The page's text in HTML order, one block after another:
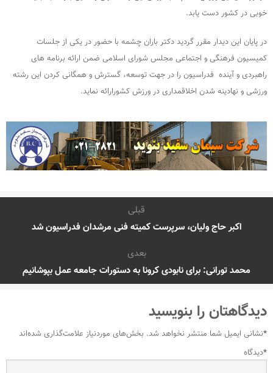
خوبی در کشور دست یابد.
در پایان این دیدار مقرر گردید دکتر باران چشمه با حضور در یکی از جلسات
کمیسیون فرهنگی و اجتماعی مجلس شورای اسلامی ضمن ارائه برنامه های
راهبردی و آینده فدراسیون را در جهت توسعه، گسترش و همگانی کردن این رشته
ورزشی و نهادینه شدن اخلاقمداری در ورزش کشورارائه نماید.
قبلی
اکبر حاج ولیان، سرپرست کمیته فنی مرشدان فدراسیون شد
بعدی
محمد تورانی: برای نابودی کرونا به دستورات جامعه عمل بپوشانیم
دیدگاهتان را بنویسید
نشانی ایمیل شما منتشر نخواهد شد. بخش‌های موردنیاز علامت‌گذاری شده‌اند
*
دیدگاه*